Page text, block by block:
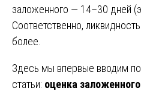
заложенного — 14–30 дней
Соответственно,
более.
Здесь мы впервые вводим
статьи: оценка